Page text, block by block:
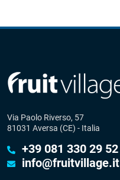
Via Paolo Riverso, 57
81031 Aversa (CE) - Italia
+39 081 330 29 52
info@fruitvillage.it